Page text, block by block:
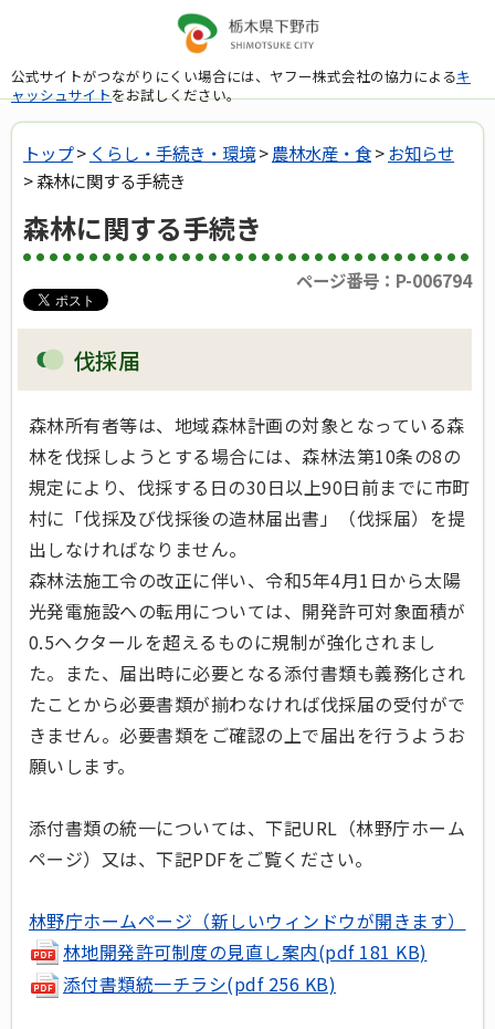
公式サイトがつながりにくい場合には、ヤフー株式会社の協力によるキ
ャッシュサイトをお試しください。
トップ> くらし・手続き・環境>農林水産・食>お知らせ
> 森林に関する手続き
森林に関する手続き
ページ番号：P-006794
伐採届
森林所有者等は、地域森林計画の対象となっている森
林を伐採しようとする場合には、森林法第10条の8の
規定により、伐採する日の30日以上90日前までに市町
村に「伐採及び伐採後の造林届出書」（伐採届）を提
出しなければなりません。
森林法施工令の改正に伴い、令和5年4月1日から太陽
光発電施設への転用については、開発許可対象面積が
0.5ヘクタールを超えるものに規制が強化されまし
た。また、届出時に必要となる添付書類も義務化され
たことから必要書類が揃わなければ伐採届の受付がで
きません。必要書類をご確認の上で届出を行うようお
願いします。
添付書類の統一については、下記URL（林野庁ホーム
ページ）又は、下記PDFをご覧ください。
林野庁ホームページ（新しいウィンドウが開きます）
林地開発許可制度の見直し案内(pdf 181 KB)
添付書類統一チラシ(pdf 256 KB)